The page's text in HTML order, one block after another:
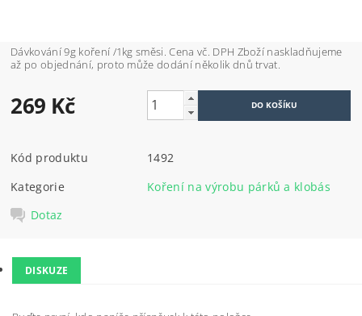
Dávkování 9g koření /1kg směsi. Cena vč. DPH Zboží naskladňujeme
až po objednání, proto může dodání několik dnů trvat.
269 Kč
Kód produktu
1492
Kategorie
Koření na výrobu párků a klobás
Dotaz
DISKUZE